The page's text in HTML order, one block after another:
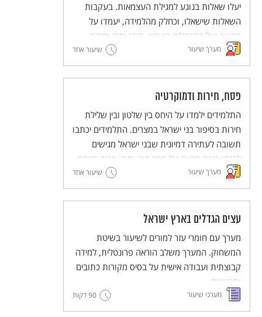
יעלו שאלות בנוגע למגילת העצמאות. בעקבות
השאלות שישאלו, וכחלק מהלמידה, יעמדו על
הקשר ועל ההבדלים בין חזון, חוקי יסוד וחוקה.
אלה יובילו לחשיבה משותפת על כינון חברת
מופת.
מערך שיעור שיעור אחד
פסח, חירות ודמוקרטיה
התלמידים ילמדו על היחס בין שלטון ובין שלילת
חירות בסיפור בני ישראל במצרים. התלמידים יכתבו
תשובה לעתירה דמיונית שבני ישראל מגישים
לבג"ץ כנגד פרעה על סמך חוק יסוד: כבוד האדם
וחירותו.
המערך כולל עבודה במליאה, עבודה בקבוצות
וסיכום במליאה.
מערך שיעור שיעור אחד
עצים הגדלים בארץ ישראל
מערך עם חומרי עזר למורים לשיעור בשיטת
המשחוק. המערך משלב הוראה פרונטלית, למידה
קבוצתית ועבודה אישית על בסיס מקורות כתובים
וסרטונים.
מסדרת מערכי השיעור המדגימים שיטות הוראה
חדשניות והמלוות יחידות ללימוד עצמי של
מערכי שיעור 90 דקות